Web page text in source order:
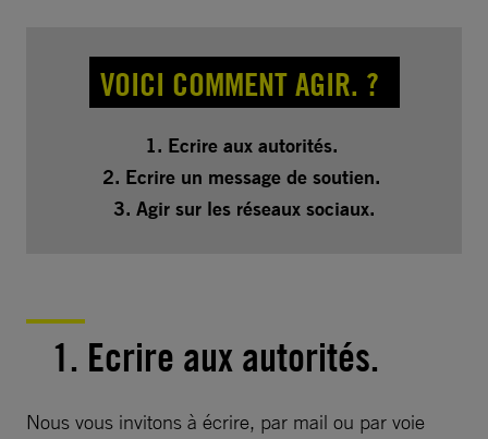
VOICI COMMENT AGIR. ?
1. Ecrire aux autorités.
2. Ecrire un message de soutien.
3. Agir sur les réseaux sociaux.
1. Ecrire aux autorités.
Nous vous invitons à écrire, par mail ou par voie